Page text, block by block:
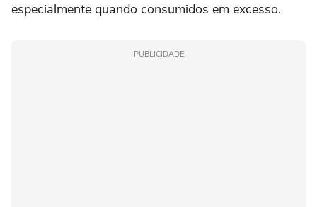
especialmente quando consumidos em excesso.
PUBLICIDADE